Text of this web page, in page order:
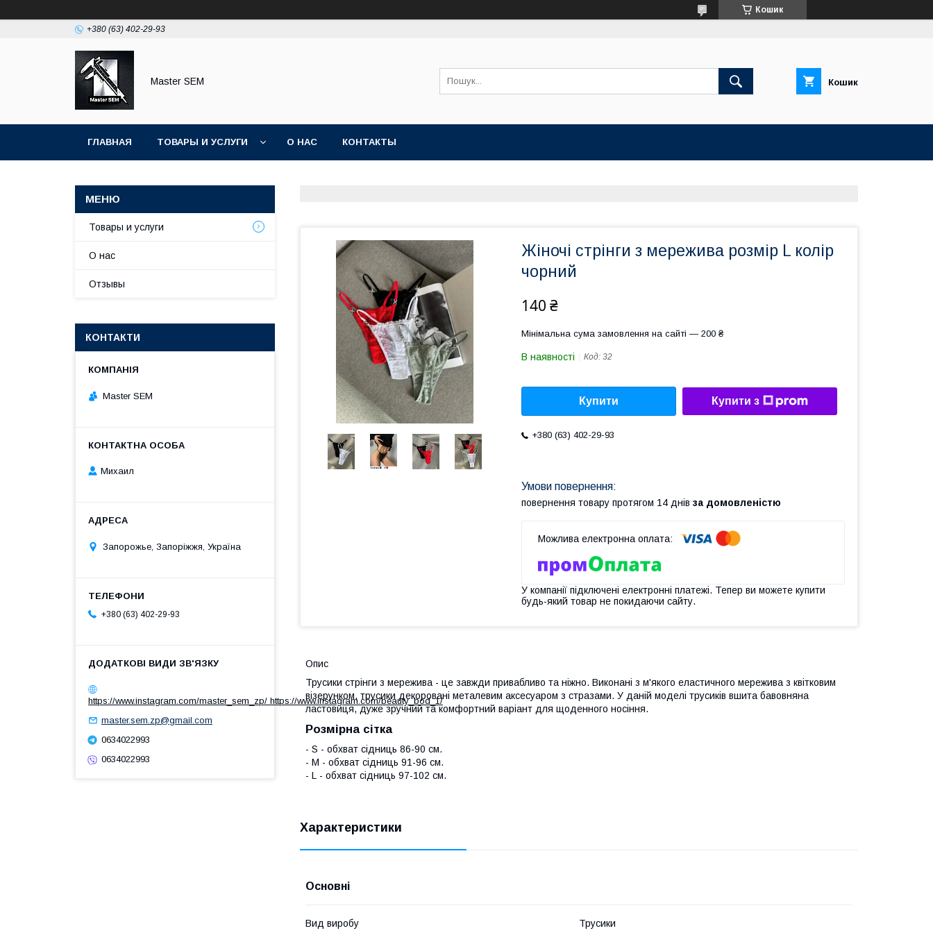
Кошик
+380 (63) 402-29-93
Master SEM Кошик
ГЛАВНАЯ ТОВАРЫ И УСЛУГИ О НАС КОНТАКТЫ
Жіночі стрінги з мережива розмір L колір
чорний
140 ₴
Мінімальна сума замовлення на сайті — 200 ₴
В наявності Код: 32
Купити Купити з
+380 (63) 402-29-93
повернення товару протягом 14 днів за домовленістю
У компанії підключені електронні платежі. Тепер ви можете купити
будь-який товар не покидаючи сайту.
Опис
Трусики стрінги з мережива - це завжди привабливо та ніжно. Виконані з м'якого еластичного мережива з квітковим
візерунком, трусики декоровані металевим аксесуаром з стразами. У даній моделі трусиків вшита бавовняна
ластовиця, дуже зручний та комфортний варіант для щоденного носіння.
Розмірна сітка
- S - обхват сідниць 86-90 см.
- M - обхват сідниць 91-96 см.
- L - обхват сідниць 97-102 см.
Характеристики
Основні
Вид виробу Трусики
Товары и услуги
О нас
Отзывы
КОНТАКТИ
Master SEM
Михаил
Запорожье, Запоріжжя, Україна
+380 (63) 402-29-93
https://www.instagram.com/master_sem_zp/ https://www.instagram.com/beauty_bod_1/
master.sem.zp@gmail.com
0634022993
0634022993